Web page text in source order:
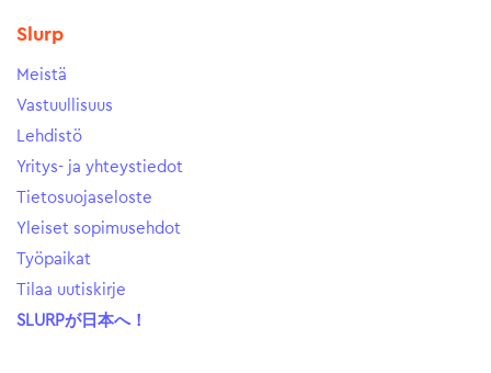
Slurp
Meistä
Vastuullisuus
Lehdistö
Yritys- ja yhteystiedot
Tietosuojaseloste
Yleiset sopimusehdot
Työpaikat
Tilaa uutiskirje
SLURPが日本へ！